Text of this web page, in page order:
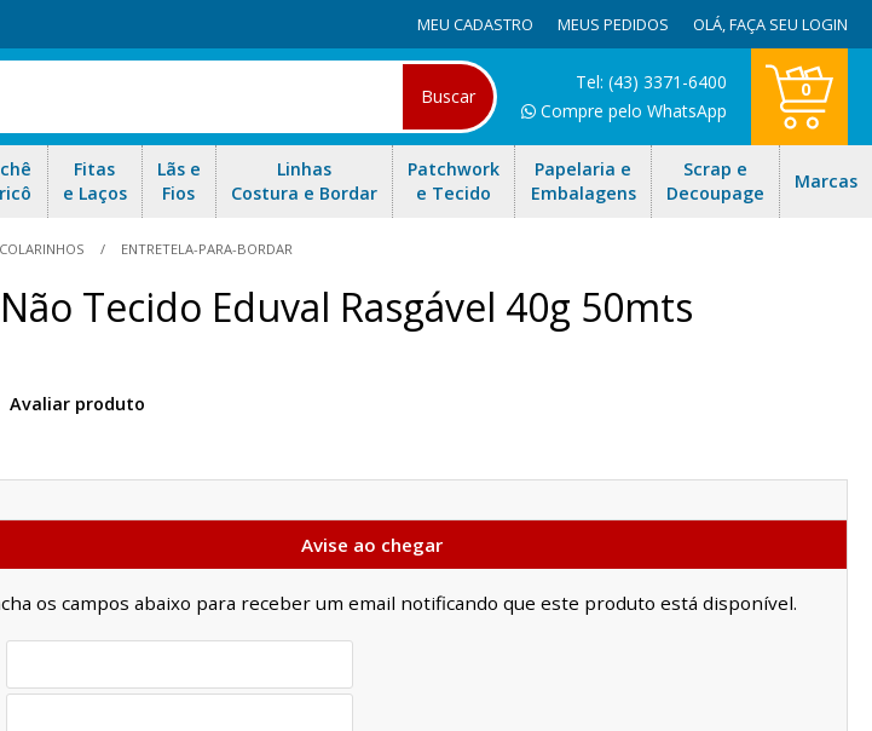
MEU CADASTRO MEUS PEDIDOS OLÁ,FAÇA SEU LOGIN
Buscar
Tel: (43) 3371-6400
Compre pelo WhatsApp
0
Fitas
e Laços
Lãs e
Fios
Linhas
Costura e Bordar
Patchwork
e Tecido
Papelaria e
Embalagens
Scrap e
Decoupage
Marcas
ENTRETELA-PARA-BORDAR
Tecido Eduval Rasgável 40g 50mts
Avaliar produto
Avise ao chegar
os campos abaixo para receber um email notificando que este produto está disponível.